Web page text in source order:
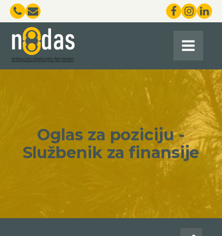
Oglas za poziciju -
Službenik za finansije